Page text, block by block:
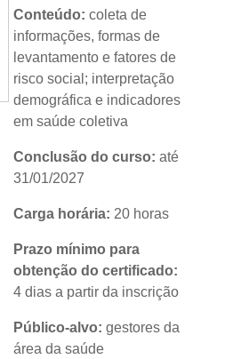
Conteúdo:coleta de
informações, formas de
levantamento e fatores de
risco social; interpretação
demográfica e indicadores
em saúde coletiva
Conclusão do curso: até
31/01/2027
Carga horária: 20 horas
Prazo mínimo para
obtenção do certificado:
4 dias a partir da inscrição
Público-alvo: gestores da
área da saúde